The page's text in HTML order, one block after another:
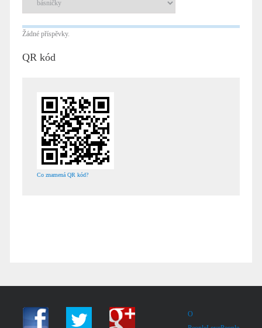
Žádné příspěvky.
QR kód
Co znamená QR kód?
O